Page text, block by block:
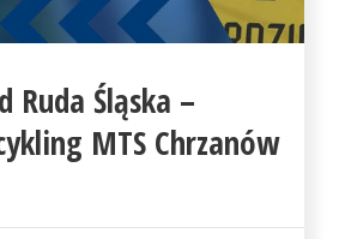
Ruda Śląska –
MTS Chrzanów